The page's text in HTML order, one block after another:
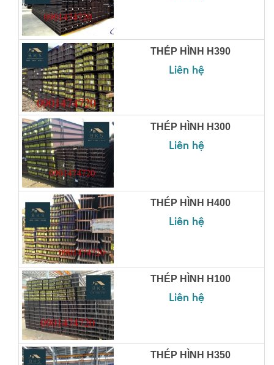
THÉP HÌNH H390
Liên hệ
THÉP HÌNH H300
Liên hệ
THÉP HÌNH H400
Liên hệ
THÉP HÌNH H100
Liên hệ
THÉP HÌNH H350